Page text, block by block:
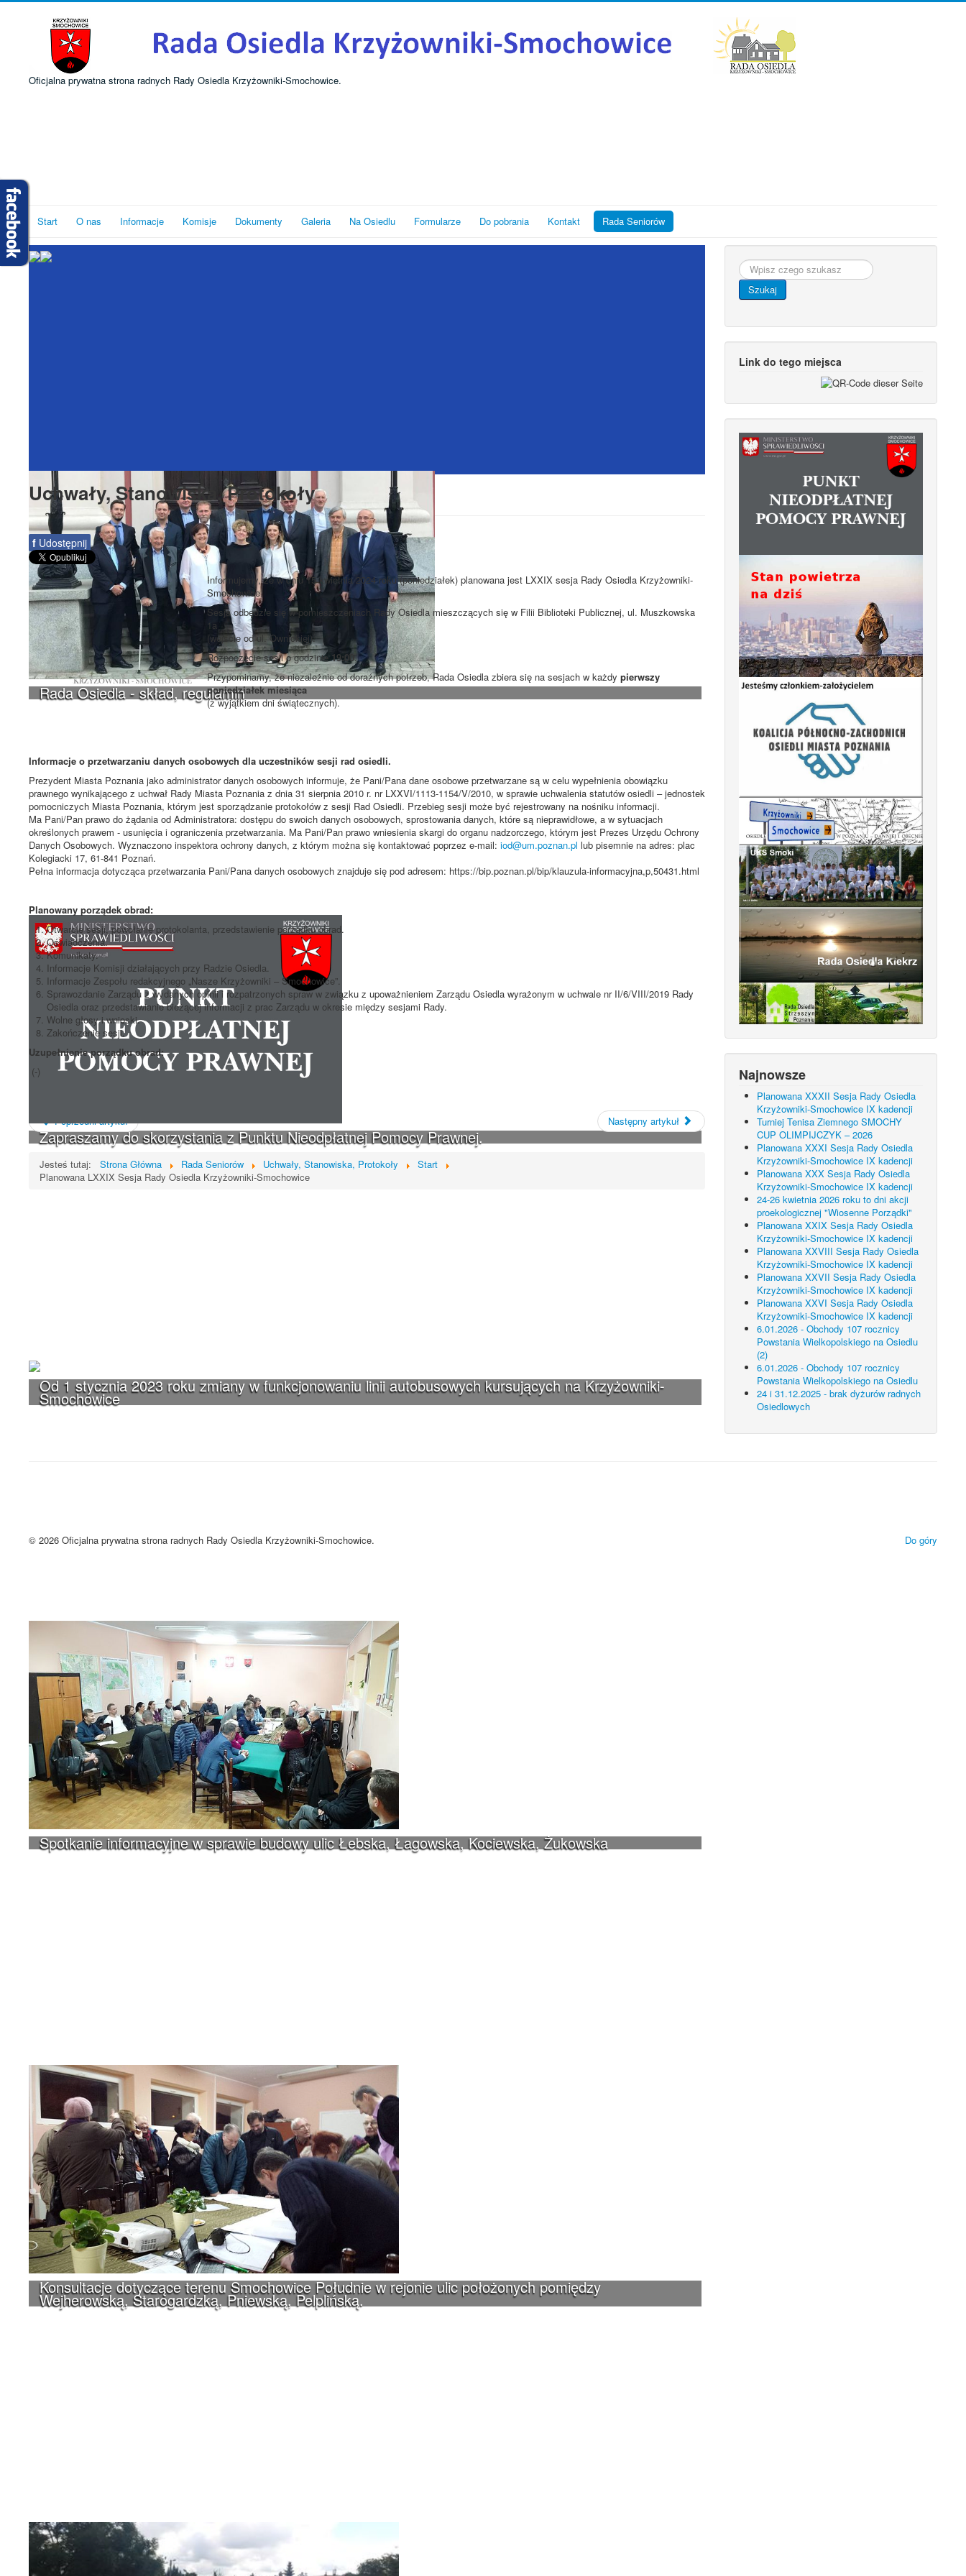
Oficjalna prywatna strona radnych Rady Osiedla Krzyżowniki-Smochowice.
Start O nas Informacje Komisje Dokumenty Galeria Na Osiedlu Formularze Do pobrania Kontakt Rada Seniorów
Rada Osiedla - skład, regulamin
Zapraszamy do skorzystania z Punktu Nieodpłatnej Pomocy Prawnej.
Od 1 stycznia 2023 roku zmiany w funkcjonowaniu linii autobusowych kursujących na Krzyżowniki-
Smochowice
Spotkanie informacyjne w sprawie budowy ulic Łebska, Łagowska, Kociewska, Żukowska
Konsultacje dotyczące terenu Smochowice Południe w rejonie ulic położonych pomiędzy
Wejherowską, Starogardzką, Pniewską, Pelplińską.
Uchwały, Stanowiska, Protokoły
f Udostępnij
Informujemy, że w dniu 15 kwietnia 2024 roku (poniedziałek) planowana jest LXXIX sesja Rady Osiedla Krzyżowniki-
Smochowice.
Sesja odbędzie się w pomieszczeniach Rady Osiedla mieszczących się w Filii Biblioteki Publicznej, ul. Muszkowska
1a
(wejście od ul. Ownickiej).
Rozpoczęcie sesji o godzinie 19:00.
Przypominamy, że niezależnie od doraźnych potrzeb, Rada Osiedla zbiera się na sesjach w każdy pierwszy
poniedziałek miesiąca
(z wyjątkiem dni świątecznych).
Informacje o przetwarzaniu danych osobowych dla uczestników sesji rad osiedli.
Prezydent Miasta Poznania jako administrator danych osobowych informuje, że Pani/Pana dane osobowe przetwarzane są w celu wypełnienia obowiązku
prawnego wynikającego z uchwał Rady Miasta Poznania z dnia 31 sierpnia 2010 r. nr LXXVI/1113-1154/V/2010, w sprawie uchwalenia statutów osiedli – jednostek
pomocniczych Miasta Poznania, którym jest sporządzanie protokołów z sesji Rad Osiedli. Przebieg sesji może być rejestrowany na nośniku informacji.
Ma Pani/Pan prawo do żądania od Administratora: dostępu do swoich danych osobowych, sprostowania danych, które są nieprawidłowe, a w sytuacjach
określonych prawem - usunięcia i ograniczenia przetwarzania. Ma Pani/Pan prawo wniesienia skargi do organu nadzorczego, którym jest Prezes Urzędu Ochrony
Danych Osobowych. Wyznaczono inspektora ochrony danych, z którym można się kontaktować poprzez e-mail: iod@um.poznan.pl lub pisemnie na adres: plac
Kolegiacki 17, 61-841 Poznań.
Pełna informacja dotycząca przetwarzania Pani/Pana danych osobowych znajduje się pod adresem: https://bip.poznan.pl/bip/klauzula-informacyjna,p,50431.html
Planowany porządek obrad:
Otwarcie sesji, powołanie protokolanta, przedstawienie porządku obrad.
Oświadczenia.
Komunikaty.
Informacje Komisji działających przy Radzie Osiedla.
Informacje Zespołu redakcyjnego „Nasze Krzyżowniki – Smochowice”.
Sprawozdanie Zarządu z wydanych opinii i rozpatrzonych spraw w związku z upoważnieniem Zarządu Osiedla wyrażonym w uchwale nr II/6/VIII/2019 Rady
Osiedla oraz przedstawianie bieżącej informacji z prac Zarządu w okresie między sesjami Rady.
Wolne głosy i wnioski.
Zakończenie sesji.
Uzupełnienie porządku obrad:
(-)
Poprzedni artykuł Następny artykuł
Jesteś tutaj: Strona Główna Rada Seniorów Uchwały, Stanowiska, Protokoły
Start
Planowana LXXIX Sesja Rady Osiedla Krzyżowniki-Smochowice
Szukaj...
Szukaj
Link do tego miejsca
Najnowsze
Planowana XXXII Sesja Rady Osiedla
Krzyżowniki-Smochowice IX kadencji
Turniej Tenisa Ziemnego SMOCHY
CUP OLIMPIJCZYK – 2026
Planowana XXXI Sesja Rady Osiedla
Krzyżowniki-Smochowice IX kadencji
Planowana XXX Sesja Rady Osiedla
Krzyżowniki-Smochowice IX kadencji
24-26 kwietnia 2026 roku to dni akcji
proekologicznej "Wiosenne Porządki"
Planowana XXIX Sesja Rady Osiedla
Krzyżowniki-Smochowice IX kadencji
Planowana XXVIII Sesja Rady Osiedla
Krzyżowniki-Smochowice IX kadencji
Planowana XXVII Sesja Rady Osiedla
Krzyżowniki-Smochowice IX kadencji
Planowana XXVI Sesja Rady Osiedla
Krzyżowniki-Smochowice IX kadencji
6.01.2026 - Obchody 107 rocznicy
Powstania Wielkopolskiego na Osiedlu
(2)
6.01.2026 - Obchody 107 rocznicy
Powstania Wielkopolskiego na Osiedlu
24 i 31.12.2025 - brak dyżurów radnych
Osiedlowych
Do góry
© 2026 Oficjalna prywatna strona radnych Rady Osiedla Krzyżowniki-Smochowice.